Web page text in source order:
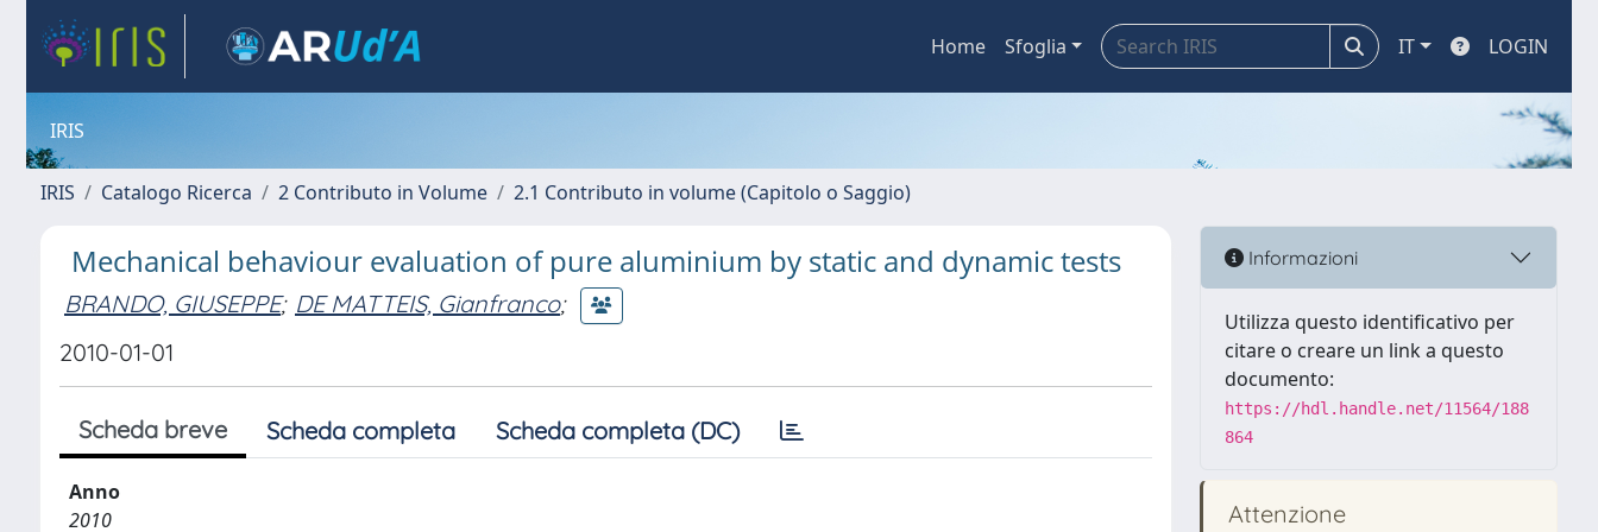
Home Sfoglia IT LOGIN
IRIS
IRIS Catalogo Ricerca 2 Contributo in Volume 2.1 Contributo in volume (Capitolo o Saggio)
Mechanical behaviour evaluation of pure aluminium by static and dynamic tests
BRANDO, GIUSEPPE; DE MATTEIS, Gianfranco;
2010-01-01
Scheda breve Scheda completa Scheda completa (DC)
Anno
2010
Informazioni
Utilizza questo identificativo per
citare o creare un link a questo
documento:
https://hdl.handle.net/11564/188
864
Attenzione